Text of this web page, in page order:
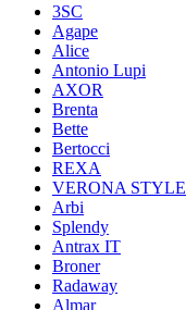
3SC
Agape
Alice
Antonio Lupi
AXOR
Brenta
Bette
Bertocci
REXA
VERONA STYLE
Arbi
Splendy
Antrax IT
Broner
Radaway
Almar